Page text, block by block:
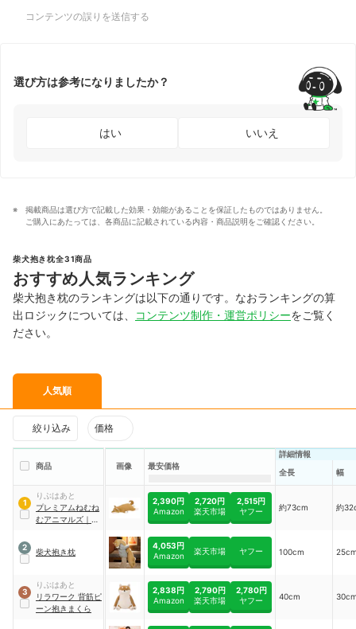
コンテンツの誤りを送信する
選び方は参考になりましたか？
はい いいえ
掲載商品は選び方で記載した効果・効能があることを保証したものではありません。
ご購入にあたっては、各商品に記載されている内容・商品説明をご確認ください。
柴犬抱き枕全31商品
おすすめ人気ランキング
柴犬抱き枕のランキングは以下の通りです。なおランキングの算
出ロジックについては、
コンテンツ制作・運営ポリシーをご覧く
ださい。
人気順
絞り込み 価格
商品 画像 最安価格
詳細情報
全長
幅
1
りぶはあと
プレミアムねむね
むアニマルズ ｜
2,390円
Amazon
2,720円
楽天市場
2,515円
ヤフー
約73cm 約
2 柴犬抱き枕
4,053円
Amazon
楽天市場 ヤフー 100cm
3
りぶはあと
リラワーク 背筋ピ
ーン抱きまくら
2,838円
Amazon
2,790円
楽天市場
2,780円
ヤフー
40cm